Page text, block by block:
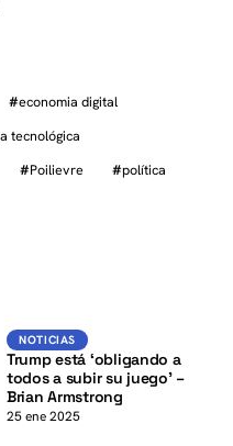
#economia digital
tecnológica
#Poilievre #política
Noticias
NOTICIAS
Trump está ‘obligando a
todos a subir su juego’ –
Brian Armstrong
25 ene 2025